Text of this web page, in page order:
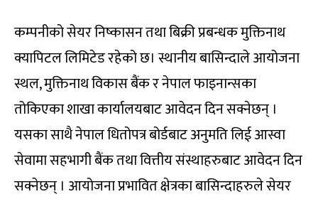
कम्पनीको सेयर निष्कासन तथा बिक्री प्रबन्धक मुक्तिनाथ
क्यापिटल लिमिटेड रहेको छ। स्थानीय बासिन्दाले आयोजना
स्थल, मुक्तिनाथ विकास बैंक र नेपाल फाइनान्सका
तोकिएका शाखा कार्यालयबाट आवेदन दिन सक्नेछन् ।
यसका साथै नेपाल धितोपत्र बोर्डबाट अनुमति लिई आस्वा
सेवामा सहभागी बैंक तथा वित्तीय संस्थाहरुबाट आवेदन दिन
सक्नेछन् । आयोजना प्रभावित क्षेत्रका बासिन्दाहरुले सेयर